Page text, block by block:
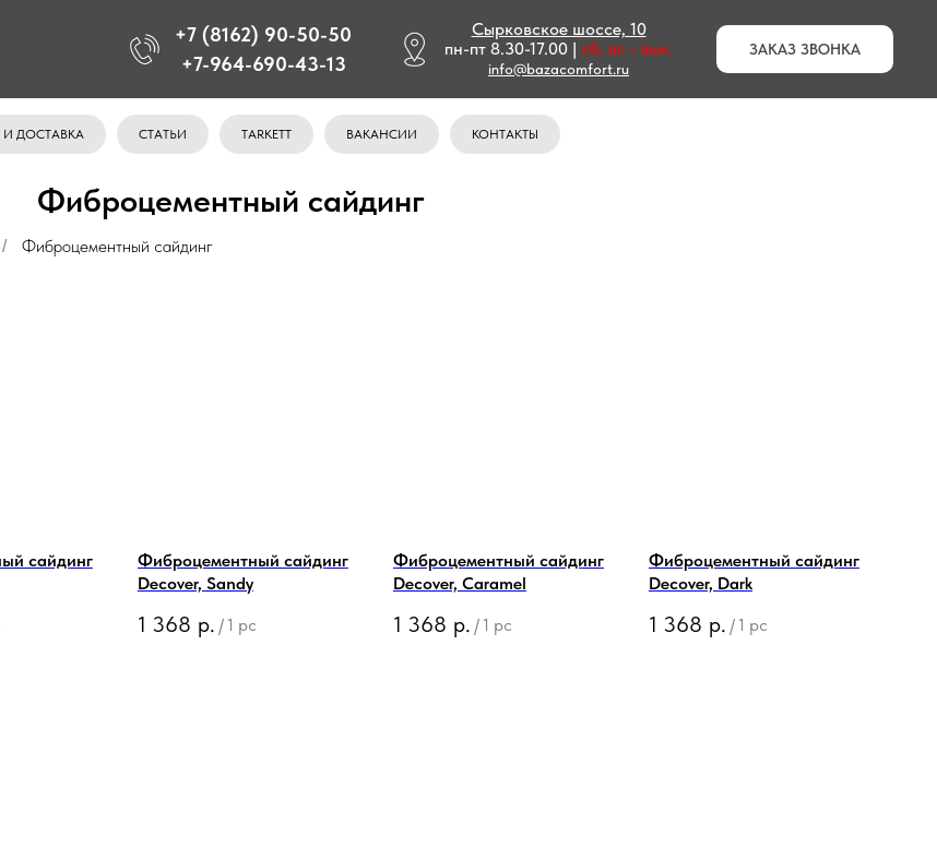
+7 (8162) 90-50-50
+7-964-690-43-13
Сырковское шоссе, 10
пн-пт 8.30-17.00 | сб, вс - вых.
info@bazacomfort.ru
ЗАКАЗ ЗВОНКА
ДОСТАВКА СТАТЬИ TARKETT ВАКАНСИИ КОНТАКТЫ
Фиброцементный сайдинг
/ Фиброцементный сайдинг
сайдинг
Фиброцементный сайдинг
Decover, Sandy
1 368 р. / 1 pc
Фиброцементный сайдинг
Decover, Caramel
1 368 р. / 1 pc
Фиброцементный сайдинг
Decover, Dark
1 368 р. / 1 pc